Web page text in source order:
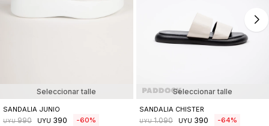
Seleccionar talle
SANDALIA JUNIO
UYU 990 UYU 390 60
Seleccionar talle
SANDALIA CHISTER
UYU 1.090 UYU 390 64